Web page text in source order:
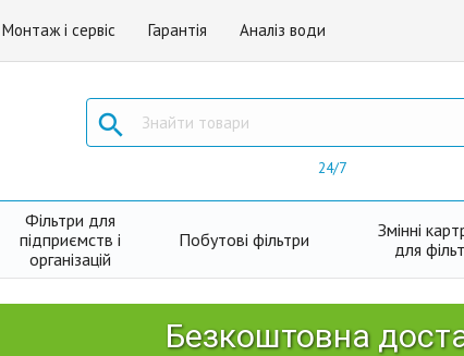
Монтаж і сервіс Гарантія Аналіз води

24/7
Фільтри для
підприємств і
організацій
Побутові фільтри
Змінні
для
Безкоштовна доставка